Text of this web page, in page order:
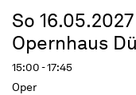
So 16.05.2027
Opernhaus
15:00 - 17:45
Oper